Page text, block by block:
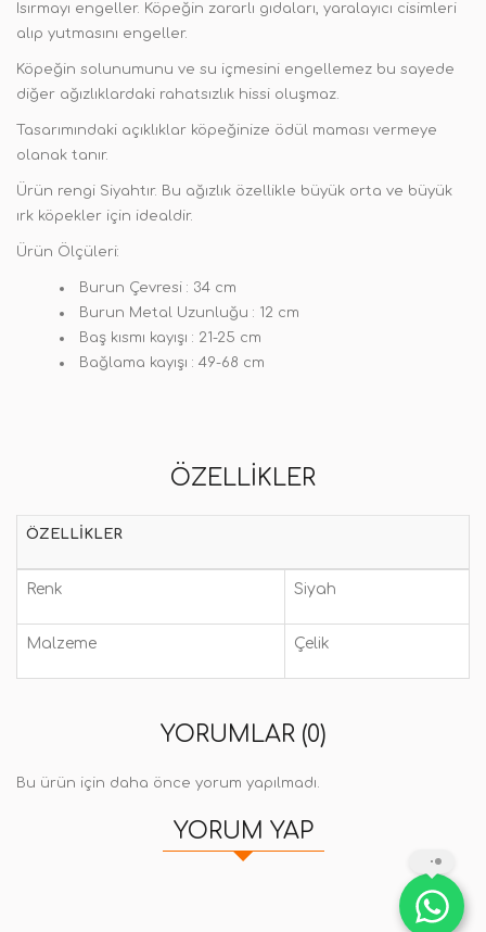
Isırmayı engeller. Köpeğin zararlı gıdaları, yaralayıcı cisimleri
alıp yutmasını engeller.
Köpeğin solunumunu ve su içmesini engellemez bu sayede
diğer ağızlıklardaki rahatsızlık hissi oluşmaz.
Tasarımındaki açıklıklar köpeğinize ödül maması vermeye
olanak tanır.
Ürün rengi Siyahtır. Bu ağızlık özellikle büyük orta ve büyük
ırk köpekler için idealdir.
Ürün Ölçüleri:
Burun Çevresi : 34 cm
Burun Metal Uzunluğu : 12 cm
Baş kısmı kayışı : 21-25 cm
Bağlama kayışı : 49-68 cm
ÖZELLIKLER
ÖZELLIKLER
Renk Siyah
Malzeme Çelik
YORUMLAR (0)
Bu ürün için daha önce yorum yapılmadı.
YORUM YAP